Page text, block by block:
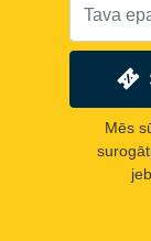
Mēs